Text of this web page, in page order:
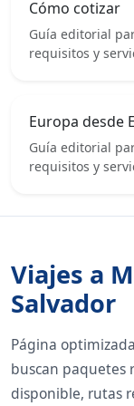
Cómo cotizar
Guía editorial
requisitos y
Europa desde
Guía editorial
requisitos y
Viajes a
Salvador
Página
buscan paquetes
disponible, rutas